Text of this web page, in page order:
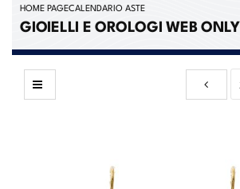
HOME PAGECALENDARIO ASTE
GIOIELLI E OROLOGI WEB ONLY